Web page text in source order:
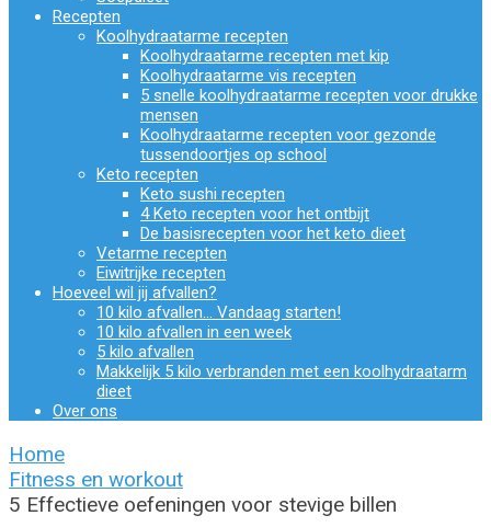
Recepten
Koolhydraatarme recepten
Koolhydraatarme recepten met kip
Koolhydraatarme vis recepten
5 snelle koolhydraatarme recepten voor drukke
mensen
Koolhydraatarme recepten voor gezonde
tussendoortjes op school
Keto recepten
Keto sushi recepten
4 Keto recepten voor het ontbijt
De basisrecepten voor het keto dieet
Vetarme recepten
Eiwitrijke recepten
Hoeveel wil jij afvallen?
10 kilo afvallen… Vandaag starten!
10 kilo afvallen in een week
5 kilo afvallen
Makkelijk 5 kilo verbranden met een koolhydraatarm
dieet
Over ons
Home
Fitness en workout
5 Effectieve oefeningen voor stevige billen